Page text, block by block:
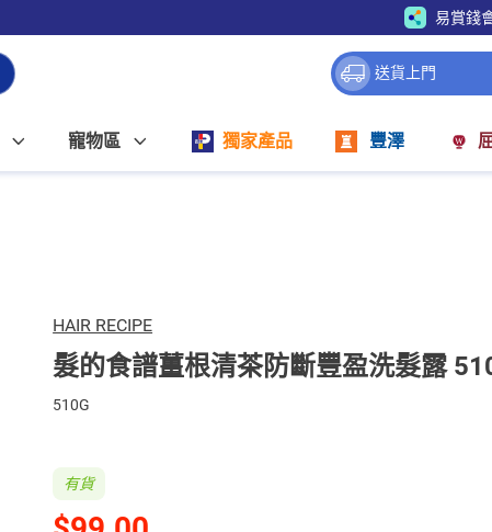
易賞錢
送貨上門
寵物區 獨家產品 豐澤
HAIR RECIPE
髮的食譜薑根清茶防斷豐盈洗髮露
510G
有貨